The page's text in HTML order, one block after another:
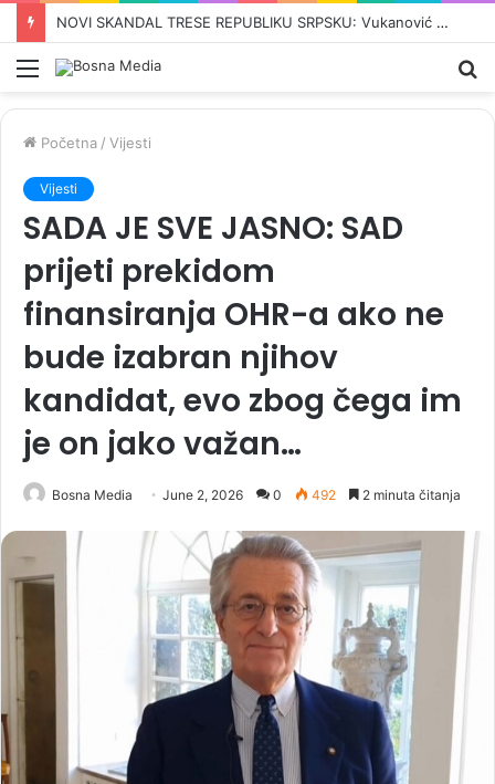
‘VRIJEME JE DA SE MUSLIMANI UJEDINE’: Iranski šef diplomatije Abbas Araghchi poslao snažnu poruku svijetu
Meni
Početna / Vijesti
Vijesti
SADA JE SVE JASNO: SAD
prijeti prekidom
finansiranja OHR-a ako ne
bude izabran njihov
kandidat, evo zbog čega im
je on jako važan…
Bosna Media June 2, 2026 0 492 2 minuta čitanja